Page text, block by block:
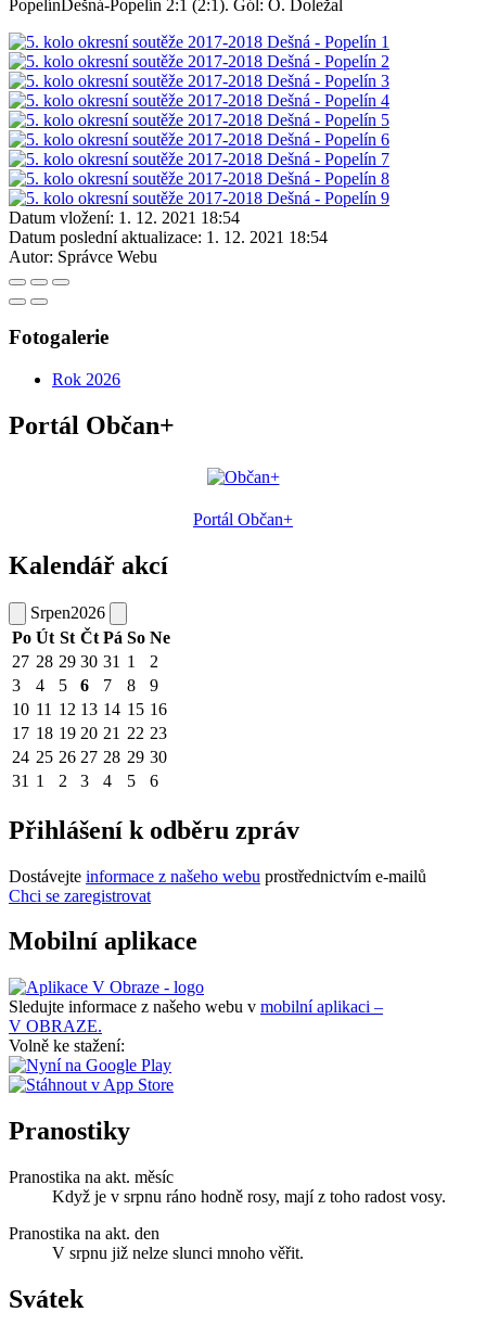
PopelínDešná-Popelín 2:1 (2:1). Gól: O. Doležal
Datum vložení: 1. 12. 2021 18:54
Datum poslední aktualizace: 1. 12. 2021 18:54
Autor: Správce Webu
Fotogalerie
Rok 2026
Portál Občan+
Portál Občan+
Kalendář akcí
Srpen2026
Po Út St Čt Pá So Ne
27 28 29 30 31 1
2
3
4 5 6 7 8
9
10 11 12 13 14 15 16
17 18 19 20 21 22 23
24 25 26 27 28 29 30
31 1 2 3 4 5 6
Přihlášení k odběru zpráv
Dostávejte informace z našeho webu prostřednictvím e-mailů
Chci se zaregistrovat
Mobilní aplikace
Sledujte informace z našeho webu v mobilní aplikaci –
V OBRAZE.
Volně ke stažení:
Pranostiky
Pranostika na akt. měsíc
Když je v srpnu ráno hodně rosy, mají z toho radost vosy.
Pranostika na akt. den
V srpnu již nelze slunci mnoho věřit.
Svátek